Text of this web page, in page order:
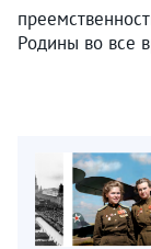
Родины во все